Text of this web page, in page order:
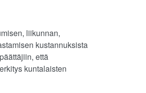
liikunnan,
kustannuksista
että
kuntalaisten